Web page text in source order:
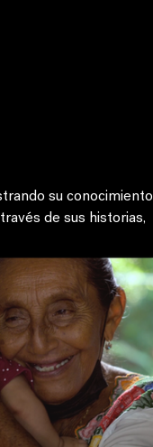
su conocimiento
de sus historias,